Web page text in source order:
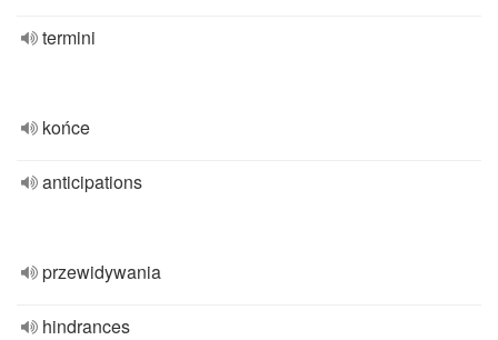
termini
końce
anticipations
przewidywania
hindrances